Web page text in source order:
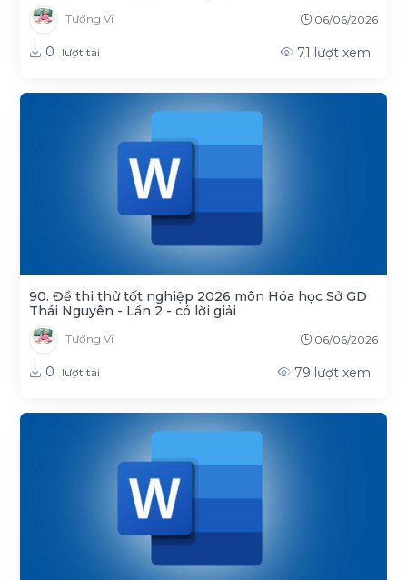
Tường Vi 06/06/2026
0 lượt tải 71 lượt xem
90. Đề thi thử tốt nghiệp 2026 môn Hóa học Sở GD
Thái Nguyên - Lần 2 - có lời giải
Tường Vi 06/06/2026
0 lượt tải 79 lượt xem